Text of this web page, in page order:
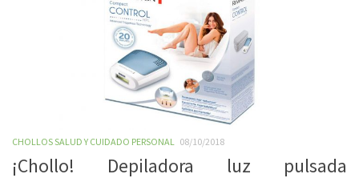
CHOLLOS SALUD Y CUIDADO PERSONAL 08/10/2018
¡Chollo! Depiladora luz pulsada